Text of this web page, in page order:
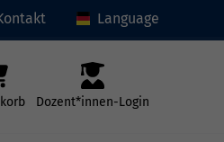
Language
Dozent*innen-Login